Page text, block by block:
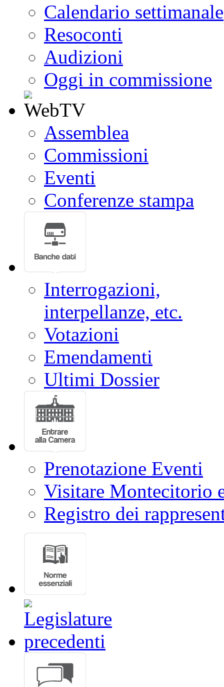
Calendario settimanale
Resoconti
Audizioni
Oggi in commissione
Assemblea
Commissioni
Eventi
Conferenze stampa
Interrogazioni,
interpellanze, etc.
Votazioni
Emendamenti
Ultimi Dossier
Prenotazione Eventi
Visitare Montecitorio
Registro dei